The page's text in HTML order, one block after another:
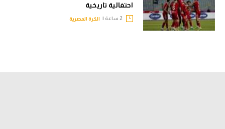
احتفالية تاريخية
الكرة المصرية